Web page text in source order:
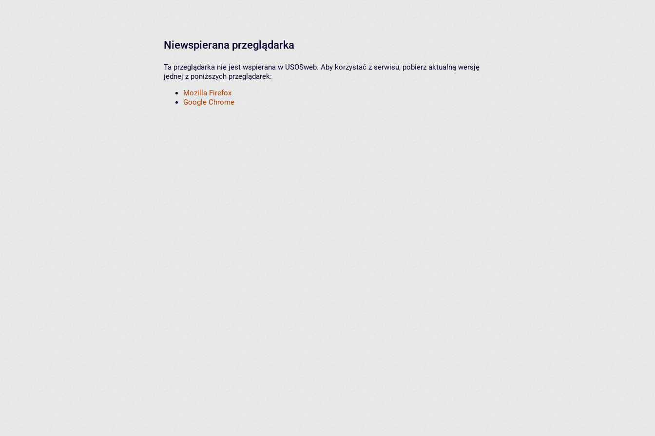
Niewspierana przeglądarka
Ta przeglądarka nie jest wspierana w USOSweb. Aby korzystać z serwisu, pobierz aktualną wersję
jednej z poniższych przeglądarek:
Mozilla Firefox
Google Chrome